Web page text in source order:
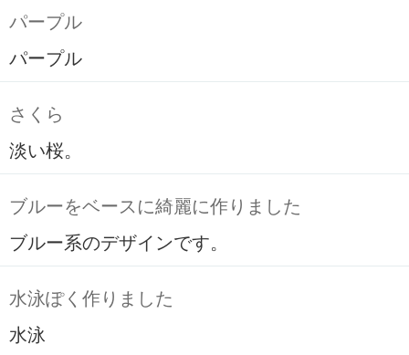
パープル
パープル
さくら
淡い桜。
ブルーをベースに綺麗に作りました
ブルー系のデザインです。
水泳ぽく作りました
水泳